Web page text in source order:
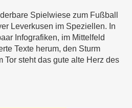
Spielwiese zum Fußball
Leverkusen im Speziellen. In
Infografiken, im Mittelfeld
Texte herum, den Sturm
Tor steht das gute alte Herz des